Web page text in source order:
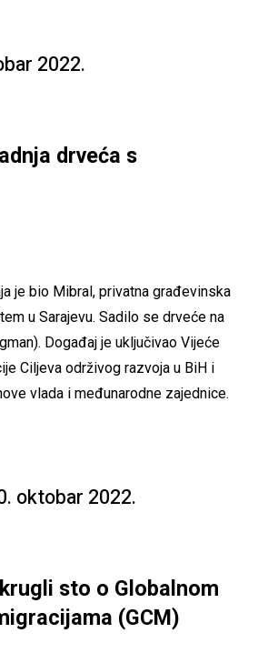
2022.
drveća s
je bio Mibral, privatna građevinska
u Sarajevu. Sadilo se drveće na
Događaj je uključivao Vijeće
Ciljeva održivog razvoja u BiH i
vlada i međunarodne zajednice.
oktobar 2022.
sto o Globalnom
(GCM)